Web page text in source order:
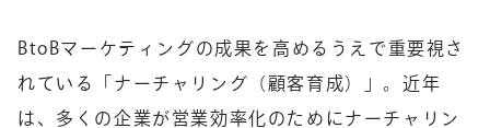
BtoBマーケティングの成果を高めるうえで重要視さ
れている「ナーチャリング（顧客育成）」。近年
は、多くの企業が営業効率化のためにナーチャリン